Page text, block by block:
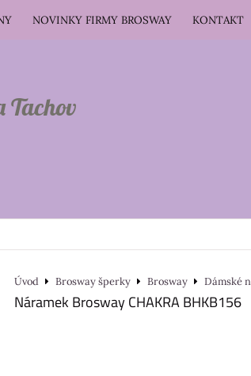
Tachov
NOVINKY FIRMY BROSWAY KONTAKT
Úvod Brosway šperky Brosway Dámské
Náramek Brosway CHAKRA BHKB156